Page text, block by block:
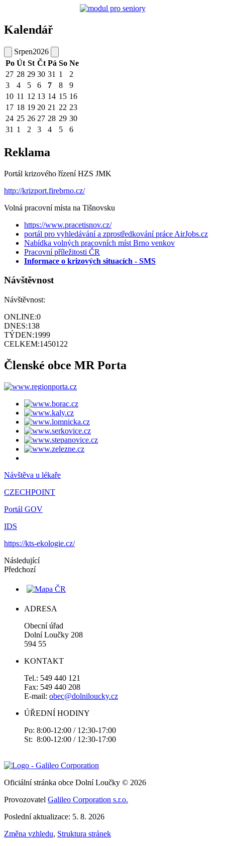
Kalendář
Srpen2026
Po Út St Čt Pá So Ne
27 28 29 30 31 1
2
3
4 5 6 7 8
9
10 11 12 13 14 15 16
17 18 19 20 21 22 23
24 25 26 27 28 29 30
31 1 2 3 4 5 6
Reklama
Portál krizového řízení HZS JMK
http://krizport.firebrno.cz/
Volná pracovní místa na Tišnovsku
https://www.pracetisnov.cz/
portál pro vyhledávání a zprostředkování práce AirJobs.cz
Nabídka volných pracovních míst Brno venkov
Pracovní příležitosti ČR
Informace o krizových situacích - SMS
Návštěvnost
Návštěvnost:
ONLINE:0
DNES:138
TÝDEN:1999
CELKEM:1450122
Členské obce MR Porta
Návštěva u lékaře
CZECHPOINT
Portál GOV
IDS
https://kts-ekologie.cz/
Následující
Předchozí
ADRESA
Obecní úřad
Dolní Loučky 208
594 55
KONTAKT
Tel.: 549 440 121
Fax: 549 440 208
E-mail: obec@dolniloucky.cz
ÚŘEDNÍ HODINY
Po: 8:00-12:00 / 12:30-17:00
St: 8:00-12:00 / 12:30-17:00
Oficiální stránka obce Dolní Loučky © 2026
Provozovatel Galileo Corporation s.r.o.
Poslední aktualizace: 5. 8. 2026
Změna vzhledu, Struktura stránek